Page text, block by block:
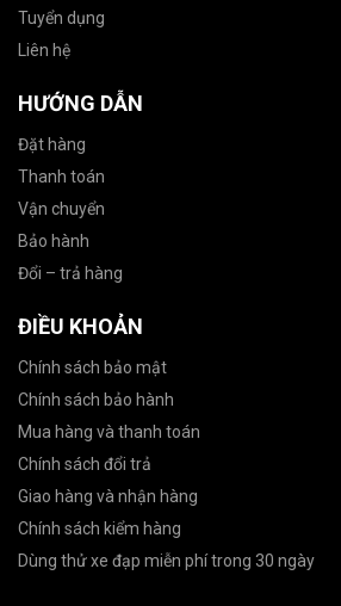
Tuyển dụng
Liên hệ
HƯỚNG DẪN
Đặt hàng
Thanh toán
Vận chuyển
Bảo hành
Đổi – trả hàng
ĐIỀU KHOẢN
Chính sách bảo mật
Chính sách bảo hành
Mua hàng và thanh toán
Chính sách đổi trả
Giao hàng và nhận hàng
Chính sách kiểm hàng
Dùng thử xe đạp miễn phí trong 30 ngày